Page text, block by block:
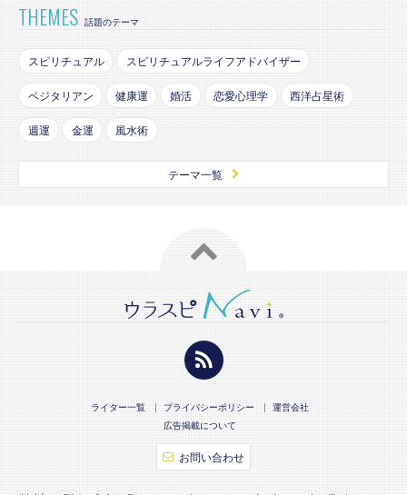
THEMES 話題のテーマ
スピリチュアル スピリチュアルライフアドバイザー
ベジタリアン 健康運 婚活 恋愛心理学 西洋占星術
週運 金運 風水術
テーマ一覧
ライター一覧 プライバシーポリシー
運営会社
広告掲載について
お問い合わせ